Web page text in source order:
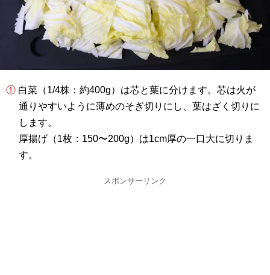
① 白菜（1/4株：約400g）は芯と葉に分けます。芯は火が
通りやすいように薄めのそぎ切りにし、葉はざく切りに
します。
厚揚げ（1枚：150〜200g）は1cm厚の一口大に切りま
す。
スポンサーリンク